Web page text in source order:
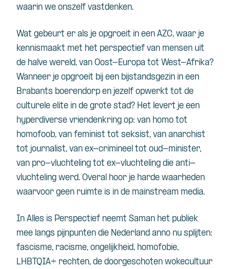
waarin we onszelf vastdenken.
Wat gebeurt er als je opgroeit in een AZC, waar je
kennismaakt met het perspectief van mensen uit
de halve wereld, van Oost-Europa tot West-Afrika?
Wanneer je opgroeit bij een bijstandsgezin in een
Brabants boerendorp en jezelf opwerkt tot de
culturele elite in de grote stad? Het levert je een
hyperdiverse vriendenkring op: van homo tot
homofoob, van feminist tot seksist, van anarchist
tot journalist, van ex-crimineel tot oud-minister,
van pro-vluchteling tot ex-vluchteling die anti-
vluchteling werd. Overal hoor je harde waarheden
waarvoor geen ruimte is in de mainstream media.
In Alles is Perspectief neemt Saman het publiek
mee langs pijnpunten die Nederland anno nu splijten:
fascisme, racisme, ongelijkheid, homofobie,
LHBTQIA+ rechten, de doorgeschoten wokecultuur